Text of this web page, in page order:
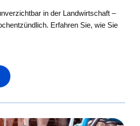
in der Landwirtschaft –
Erfahren Sie, wie Sie